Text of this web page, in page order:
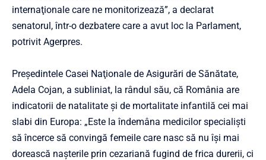
internaţionale care ne monitorizează”, a declarat
senatorul, într-o dezbatere care a avut loc la Parlament,
potrivit Agerpres.
Preşedintele Casei Naţionale de Asigurări de Sănătate,
Adela Cojan, a subliniat, la rândul său, că România are
indicatorii de natalitate şi de mortalitate infantilă cei mai
slabi din Europa: „Este la îndemâna medicilor specialişti
să încerce să convingă femeile care nasc să nu îşi mai
dorească naşterile prin cezariană fugind de frica durerii, ci